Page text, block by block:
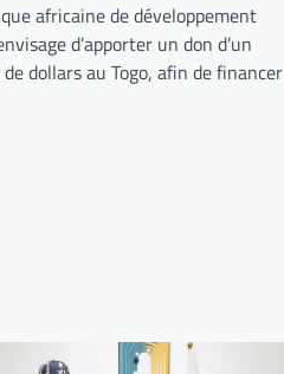
africaine de développement
d’apporter un don d’un
dollars au Togo, afin de financer